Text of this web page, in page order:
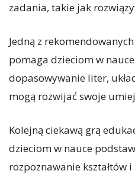
zadania, takie jak
Jedną z
pomaga dzieciom w
dopasowywanie liter,
mogą rozwijać swoje
Kolejną ciekawą grą
dzieciom w nauce
rozpoznawanie